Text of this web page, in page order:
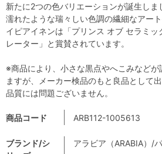
商品コード ARB112-1005613
ブランド/シ
アラビア（ARABIA）/
新たに2つの色バリエーションが誕生しま
濡れたような瑞々しい色調の繊細なアー
イピアイネンは「プリンス オブ セラミッ
レーター」と賞賛されています。
※商品により、小さな黒点やへこみなど
ますが、メーカー検品のもと良品として
品質には問題ございません。